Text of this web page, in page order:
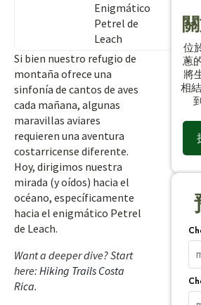
Enigmático
Petrel de
Leach
Si bien nuestro refugio de
montaña ofrece una
sinfonía de cantos de aves
cada mañana, algunas
maravillas aviares
requieren una aventura
costarricense diferente.
Hoy, dirigimos nuestra
mirada (y oídos) hacia el
océano, específicamente
hacia el enigmático Petrel
de Leach.
Want a deeper dive? Start
here: Hiking Trails Costa
Rica.
位
蔥
將
相